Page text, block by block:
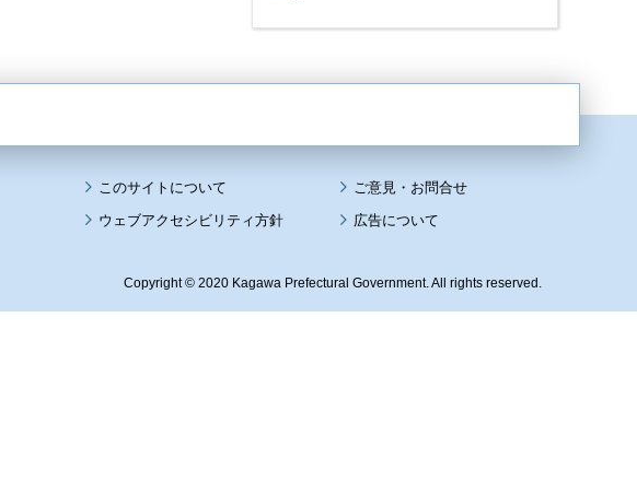
このサイトについて
ウェブアクセシビリティ方針 広告について
Copyright © 2020 Kagawa Prefectural Government. All rights reserved.